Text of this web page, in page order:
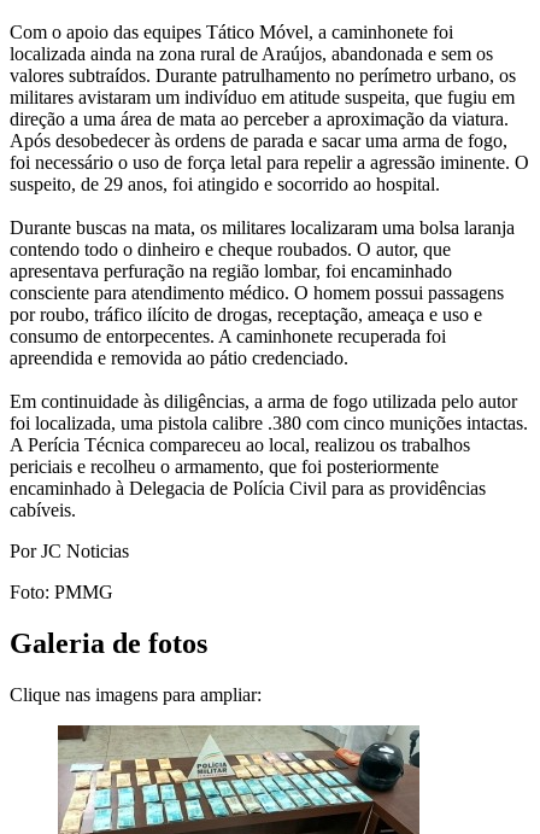
Com o apoio das equipes Tático Móvel, a caminhonete foi
localizada ainda na zona rural de Araújos, abandonada e sem os
valores subtraídos. Durante patrulhamento no perímetro urbano, os
militares avistaram um indivíduo em atitude suspeita, que fugiu em
direção a uma área de mata ao perceber a aproximação da viatura.
Após desobedecer às ordens de parada e sacar uma arma de fogo,
foi necessário o uso de força letal para repelir a agressão iminente. O
suspeito, de 29 anos, foi atingido e socorrido ao hospital.
Durante buscas na mata, os militares localizaram uma bolsa laranja
contendo todo o dinheiro e cheque roubados. O autor, que
apresentava perfuração na região lombar, foi encaminhado
consciente para atendimento médico. O homem possui passagens
por roubo, tráfico ilícito de drogas, receptação, ameaça e uso e
consumo de entorpecentes. A caminhonete recuperada foi
apreendida e removida ao pátio credenciado.
Em continuidade às diligências, a arma de fogo utilizada pelo autor
foi localizada, uma pistola calibre .380 com cinco munições intactas.
A Perícia Técnica compareceu ao local, realizou os trabalhos
periciais e recolheu o armamento, que foi posteriormente
encaminhado à Delegacia de Polícia Civil para as providências
cabíveis.
Por JC Noticias
Foto: PMMG
Galeria de fotos
Clique nas imagens para ampliar: